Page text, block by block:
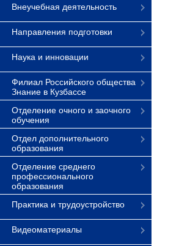
Внеучебная деятельность
Направления подготовки
Наука и инновации
Филиал Российского общества
Знание в Кузбассе
Отделение очного и заочного
обучения
Отдел дополнительного
образования
Отделение среднего
профессионального
образования
Практика и трудоустройство
Видеоматериалы